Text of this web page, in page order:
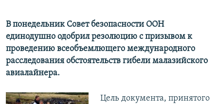
В понедельник Совет безопасности ООН
единодушно одобрил резолюцию с призывом к
проведению всеобъемлющего международного
расследования обстоятельств гибели малазийского
авиалайнера.
Цель документа, принятого